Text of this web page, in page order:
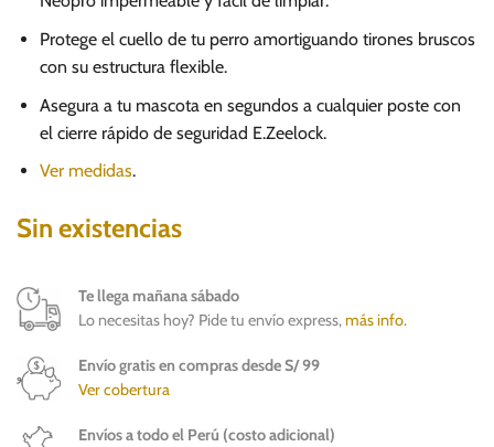
Protege el cuello de tu perro amortiguando tirones bruscos
con su estructura flexible.
Asegura a tu mascota en segundos a cualquier poste con
el cierre rápido de seguridad E.Zeelock.
Ver medidas.
Sin existencias
Te llega mañana sábado
Lo necesitas hoy? Pide tu envío express,más info.
Envío gratis en compras desde S/ 99
Ver cobertura
Envíos a todo el Perú (costo adicional)